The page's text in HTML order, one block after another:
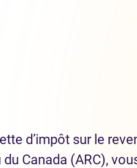
d’impôt sur le
du Canada (ARC),